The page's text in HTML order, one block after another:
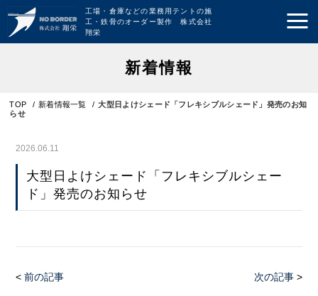
工場・倉庫などの業務用テントの施
工・鉄骨のオーダー製作 株式会社
翔栄
新着情報
TOP / 新着情報一覧 / 大型日よけシェード「フレキシブルシェード」発売のお知
らせ
2026.06.11
大型日よけシェード「フレキシブルシェー
ド」発売のお知らせ
< 前の記事 次の記事 >